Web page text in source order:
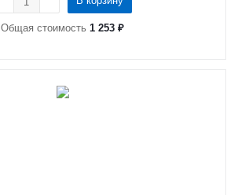
Общая стоимость 1 253 ₽